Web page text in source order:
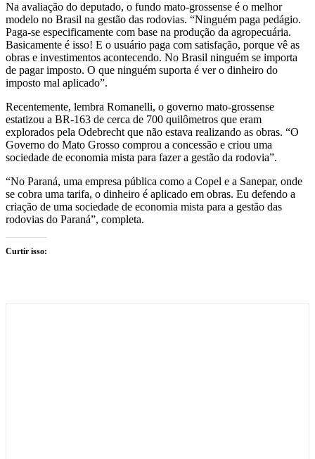
Na avaliação do deputado, o fundo mato-grossense é o melhor
modelo no Brasil na gestão das rodovias. “Ninguém paga pedágio.
Paga-se especificamente com base na produção da agropecuária.
Basicamente é isso! E o usuário paga com satisfação, porque vê as
obras e investimentos acontecendo. No Brasil ninguém se importa
de pagar imposto. O que ninguém suporta é ver o dinheiro do
imposto mal aplicado”.
Recentemente, lembra Romanelli, o governo mato-grossense
estatizou a BR-163 de cerca de 700 quilômetros que eram
explorados pela Odebrecht que não estava realizando as obras. “O
Governo do Mato Grosso comprou a concessão e criou uma
sociedade de economia mista para fazer a gestão da rodovia”.
“No Paraná, uma empresa pública como a Copel e a Sanepar, onde
se cobra uma tarifa, o dinheiro é aplicado em obras. Eu defendo a
criação de uma sociedade de economia mista para a gestão das
rodovias do Paraná”, completa.
Curtir isso: